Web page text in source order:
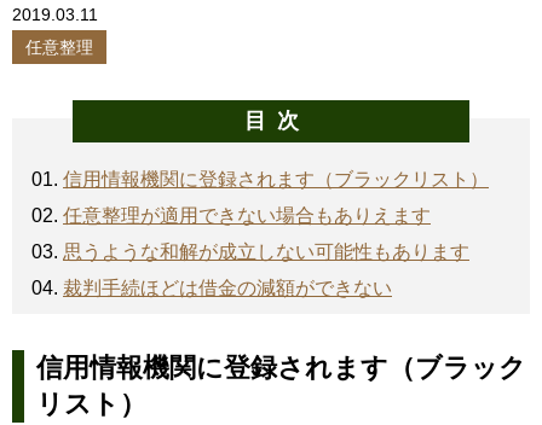
2019.03.11
任意整理
目次
信用情報機関に登録されます（ブラックリスト）
任意整理が適用できない場合もありえます
思うような和解が成立しない可能性もあります
裁判手続ほどは借金の減額ができない
信用情報機関に登録されます（ブラック
リスト）